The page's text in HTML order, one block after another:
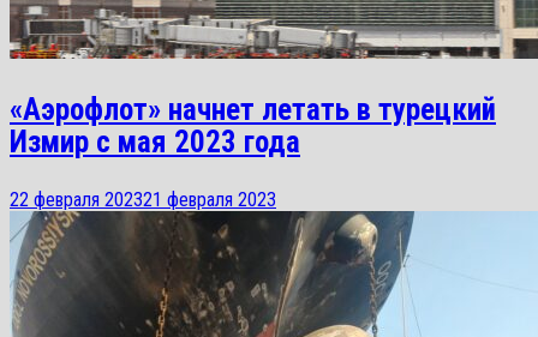
«Аэрофлот» начнет летать в турецкий
Измир с мая 2023 года
22 февраля 202321 февраля 2023